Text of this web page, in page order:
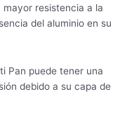
mayor resistencia a la
del aluminio en su
Pan puede tener una
debido a su capa de